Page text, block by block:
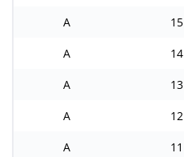
A 15
A 14
A 13
A 12
A 11